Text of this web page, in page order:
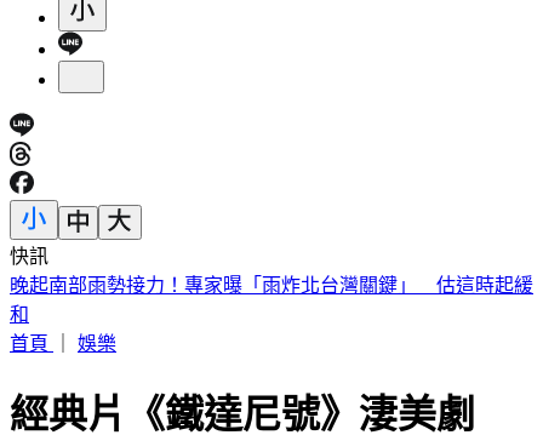
快訊
2026 SBS歌謠大戰SUMMER／最美小貓咪來了！MEOVV白
禮服仙氣走藍毯
首頁
娛樂
經典片《鐵達尼號》淒美劇